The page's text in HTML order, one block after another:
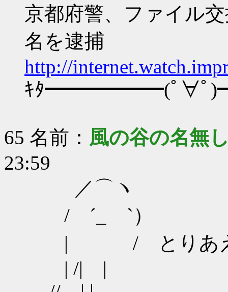
京都府警、ファイル
名を逮捕
http://
ｷﾀ━━━━━━(ﾟ∀ﾟ
65 名前： 風の谷の名無
23:59
／⌒ヽ
/ ´_ゝ`）
| / とりあえず
| /| |